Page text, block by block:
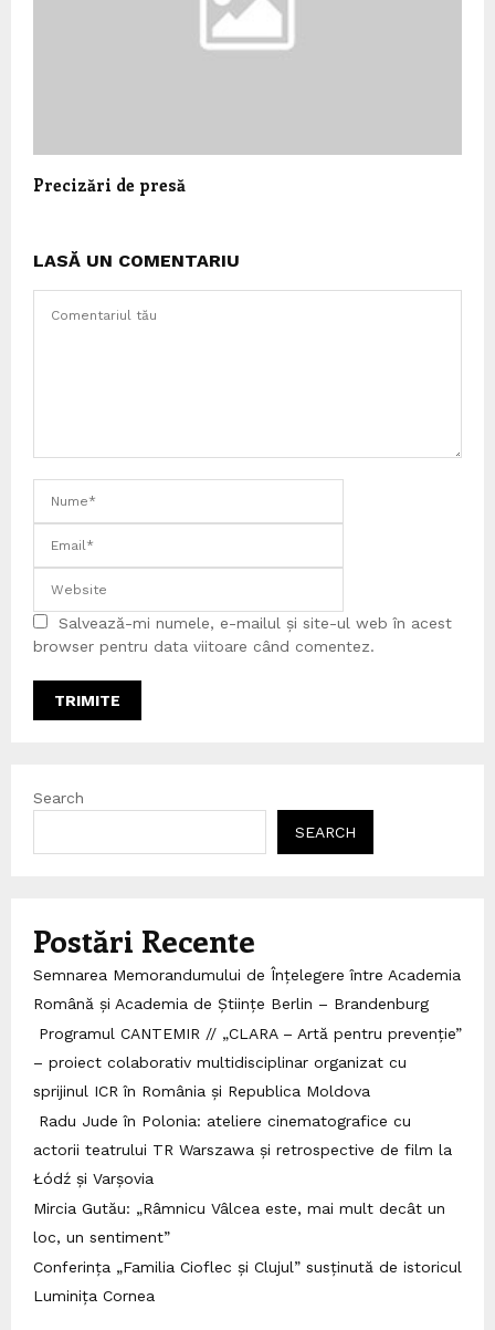
Precizări de presă
LASĂ UN COMENTARIU
Salvează-mi numele, e-mailul și site-ul web în acest
browser pentru data viitoare când comentez.
Search
SEARCH
Postări Recente
Semnarea Memorandumului de Înțelegere între Academia
Română și Academia de Științe Berlin – Brandenburg
Programul CANTEMIR // „CLARA – Artă pentru prevenție”
– proiect colaborativ multidisciplinar organizat cu
sprijinul ICR în România și Republica Moldova
Radu Jude în Polonia: ateliere cinematografice cu
actorii teatrului TR Warszawa și retrospective de film la
Łódź și Varșovia
Mircia Gutău: „Râmnicu Vâlcea este, mai mult decât un
loc, un sentiment”
Conferința „Familia Cioflec și Clujul” susținută de istoricul
Luminița Cornea